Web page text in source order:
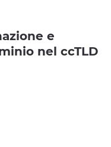
e
nel ccTLD